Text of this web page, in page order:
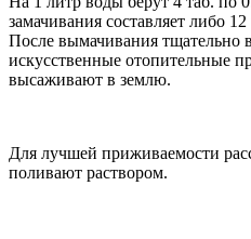
замачивания составляет либо
После вымачивания тщательно
искусственные отопительные
высаживают в землю.
Для лучшей приживаемости
поливают раствором.